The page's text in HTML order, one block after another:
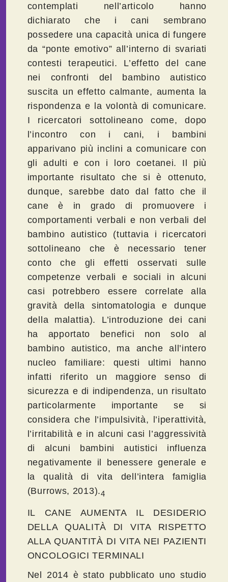
contemplati nell’articolo hanno
dichiarato che i cani sembrano
possedere una capacità unica di fungere
da “ponte emotivo” all’interno di svariati
contesti terapeutici. L’effetto del cane
nei confronti del bambino autistico
suscita un effetto calmante, aumenta la
rispondenza e la volontà di comunicare.
I ricercatori sottolineano come, dopo
l’incontro con i cani, i bambini
apparivano più inclini a comunicare con
gli adulti e con i loro coetanei. Il più
importante risultato che si è ottenuto,
dunque, sarebbe dato dal fatto che il
cane è in grado di promuovere i
comportamenti verbali e non verbali del
bambino autistico (tuttavia i ricercatori
sottolineano che è necessario tener
conto che gli effetti osservati sulle
competenze verbali e sociali in alcuni
casi potrebbero essere correlate alla
gravità della sintomatologia e dunque
della malattia). L’introduzione dei cani
ha apportato benefici non solo al
bambino autistico, ma anche all’intero
nucleo familiare: questi ultimi hanno
infatti riferito un maggiore senso di
sicurezza e di indipendenza, un risultato
particolarmente importante se si
considera che l’impulsività, l’iperattività,
l’irritabilità e in alcuni casi l’aggressività
di alcuni bambini autistici influenza
negativamente il benessere generale e
la qualità di vita dell’intera famiglia
(Burrows, 2013).4
IL CANE AUMENTA IL DESIDERIO
DELLA QUALITÀ DI VITA RISPETTO
ALLA QUANTITÀ DI VITA NEI PAZIENTI
ONCOLOGICI TERMINALI
Nel 2014 è stato pubblicato uno studio